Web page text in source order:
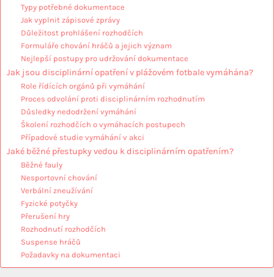
Typy potřebné dokumentace
Jak vyplnit zápisové zprávy
Důležitost prohlášení rozhodčích
Formuláře chování hráčů a jejich význam
Nejlepší postupy pro udržování dokumentace
Jak jsou disciplinární opatření v plážovém fotbale vymáhána?
Role řídících orgánů při vymáhání
Proces odvolání proti disciplinárním rozhodnutím
Důsledky nedodržení vymáhání
Školení rozhodčích o vymáhacích postupech
Případové studie vymáhání v akci
Jaké běžné přestupky vedou k disciplinárním opatřením?
Běžné fauly
Nesportovní chování
Verbální zneužívání
Fyzické potyčky
Přerušení hry
Rozhodnutí rozhodčích
Suspense hráčů
Požadavky na dokumentaci